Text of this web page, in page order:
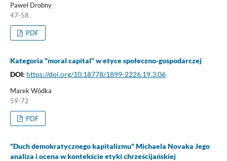
Paweł Drobny
47-58
PDF
Kategoria "moral capital" w etyce społeczno-gospodarczej
DOI: https://doi.org/10.18778/1899-2226.19.3.06
Marek Wódka
59-72
PDF
"Duch demokratycznego kapitalizmu" Michaela Novaka Jego
analiza i ocena w kontekście etyki chrześcijańskiej